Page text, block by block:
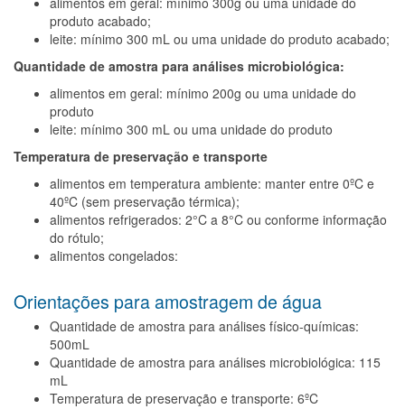
produto acabado;
leite: mínimo 300 mL ou uma unidade do produto acabado;
Quantidade de amostra para análises microbiológica:
alimentos em geral: mínimo 200g ou uma unidade do
produto
leite: mínimo 300 mL ou uma unidade do produto
Temperatura de preservação e transporte
alimentos em temperatura ambiente: manter entre 0ºC e
40ºC (sem preservação térmica);
alimentos refrigerados: 2°C a 8°C ou conforme informação
do rótulo;
alimentos congelados:
Orientações para amostragem de água
Quantidade de amostra para análises físico-químicas:
500mL
Quantidade de amostra para análises microbiológica: 115
mL
Temperatura de preservação e transporte: 6ºC